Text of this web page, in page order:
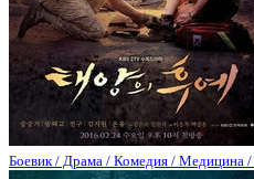
Боевик / Драма / Комедия / Медицина